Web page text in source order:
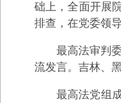
础上，全面开展
排查，在党委领
最高法审判
流发言。吉林、
最高法党组